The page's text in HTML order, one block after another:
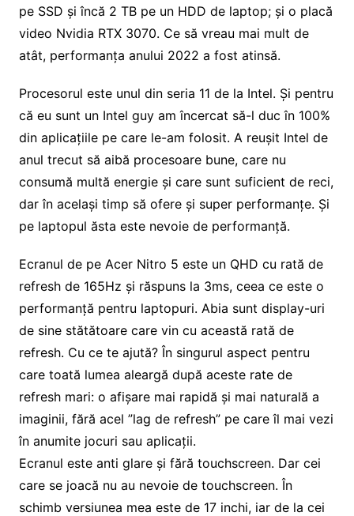
pe SSD și încă 2 TB pe un HDD de laptop; și o placă
video Nvidia RTX 3070. Ce să vreau mai mult de
atât, performanța anului 2022 a fost atinsă.
Procesorul este unul din seria 11 de la Intel. Și pentru
că eu sunt un Intel guy am încercat să-l duc în 100%
din aplicațiile pe care le-am folosit. A reușit Intel de
anul trecut să aibă procesoare bune, care nu
consumă multă energie și care sunt suficient de reci,
dar în același timp să ofere și super performanțe. Și
pe laptopul ăsta este nevoie de performanță.
Ecranul de pe Acer Nitro 5 este un QHD cu rată de
refresh de 165Hz și răspuns la 3ms, ceea ce este o
performanță pentru laptopuri. Abia sunt display-uri
de sine stătătoare care vin cu această rată de
refresh. Cu ce te ajută? În singurul aspect pentru
care toată lumea aleargă după aceste rate de
refresh mari: o afișare mai rapidă și mai naturală a
imaginii, fără acel ”lag de refresh” pe care îl mai vezi
în anumite jocuri sau aplicații.
Ecranul este anti glare și fără touchscreen. Dar cei
care se joacă nu au nevoie de touchscreen. În
schimb versiunea mea este de 17 inchi, iar de la cei